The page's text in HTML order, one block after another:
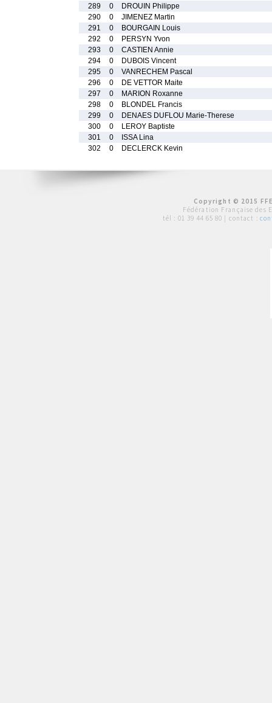
289
0
DROUIN Philippe
290
0
JIMENEZ Martin
291
0
BOURGAIN Louis
292
0
PERSYN Yvon
293
0
CASTIEN Annie
294
0
DUBOIS Vincent
295
0
VANRECHEM Pascal
296
0
DE VETTOR Maite
297
0
MARION Roxanne
298
0
BLONDEL Francis
299
0
DENAES DUFLOU Marie-Therese
300
0
LEROY Baptiste
301
0
ISSA Lina
302
0 DECLERCK Kevin
Copyright © 2015
Fédération Française des
tél : 01 39 44 65 80 | contact :